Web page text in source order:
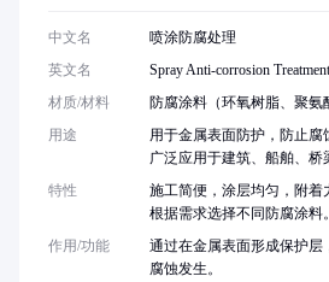
中文名
喷涂防腐处理
英文名
Spray Anti-corrosion Treatment
材质/材料
防腐涂料（环氧树脂、聚氨
用途
用于金属表面防护，防止腐
广泛应用于建筑、船舶、桥
特性
施工简便，涂层均匀，附
根据需求选择不同防腐涂料。
作用/功能
通过在金属表面形成保护层
腐蚀发生。